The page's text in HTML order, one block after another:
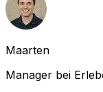
Maarten
Manager bei